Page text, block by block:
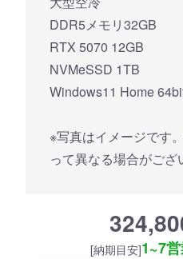
DDR5メモリ32GB
RTX 5070 12GB
NVMeSSD 1TB
Windows11 Home
※写真はイメージです
って異なる場合がござ
[納期目安]1~7